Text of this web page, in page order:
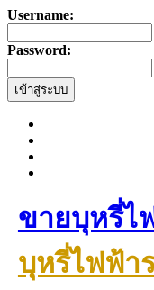
Username:
Password:
ขายบุหรี่ไ
บุหรี่ไฟฟ้า